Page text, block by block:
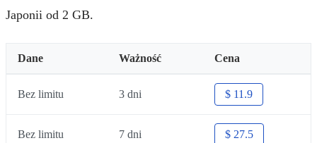
Japonii od 2 GB.
Dane Ważność Cena
Bez limitu 3 dni $ 11.9
Bez limitu 7 dni $ 27.5